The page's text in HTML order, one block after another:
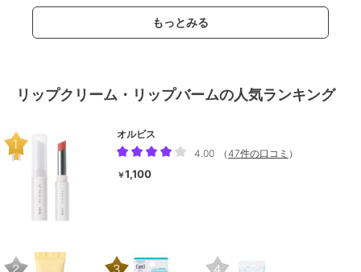
もっとみる
リップクリーム・リップバームの人気ランキング
オルビス
4.00
（47件の口コミ ）
￥1,100